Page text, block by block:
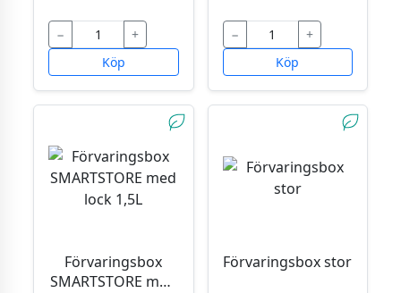
−
+
Köp
−
+
Köp
Förvaringsbox
SMARTSTORE med
Förvaringsbox stor